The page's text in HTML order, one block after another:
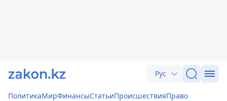
Рус
ПолитикаМирФинансыСтатьиПроисшествияПраво